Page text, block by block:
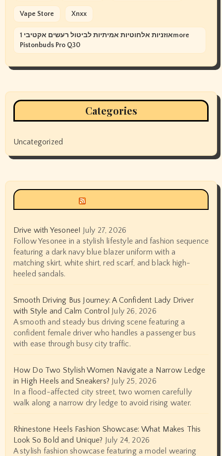
Vape Store Xnxx
אוזניות אלחוטיות אמיתיות לביטול רעשים אקטיבי 1more
Pistonbuds Pro Q30
Categories
Uncategorized
Drive with Yesonee! July 27, 2026
Follow Yesonee in a stylish lifestyle and fashion sequence
featuring a dark navy blue blazer uniform with a
matching skirt, white shirt, red scarf, and black high-
heeled sandals.
Smooth Driving Bus Journey: A Confident Lady Driver
with Style and Calm Control July 26, 2026
A smooth and steady bus driving scene featuring a
confident female driver who handles a passenger bus
with ease through busy city traffic.
How Do Two Stylish Women Navigate a Narrow Ledge
in High Heels and Sneakers? July 25, 2026
In a flood-affected city street, two women carefully
walk along a narrow dry ledge to avoid rising water.
Rhinestone Heels Fashion Showcase: What Makes This
Look So Bold and Unique? July 24, 2026
A stylish fashion showcase featuring a model wearing